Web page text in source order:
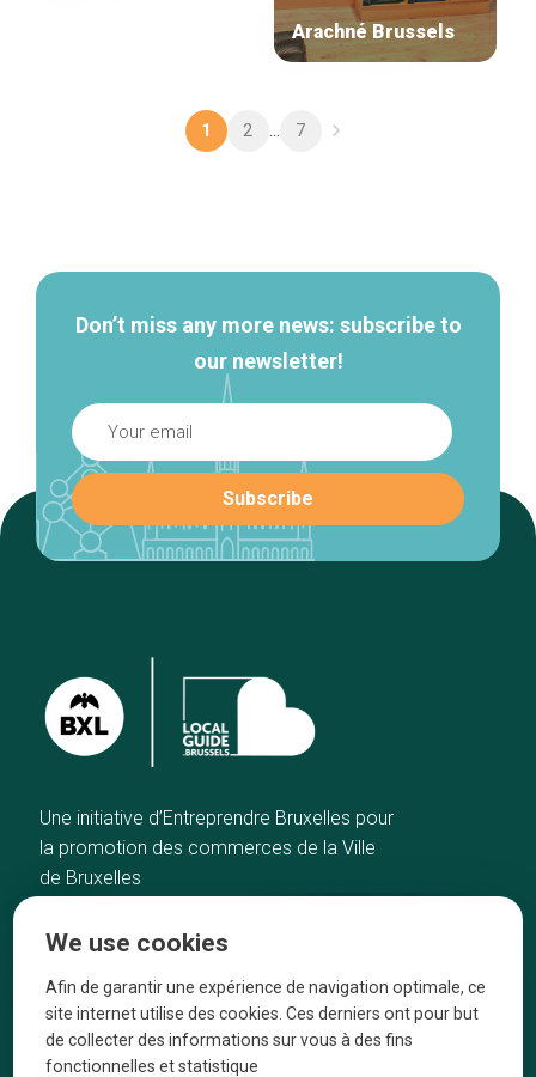
Arachné Brussels
1 2 ... 7
Don’t miss any more news: subscribe to
our newsletter!
Une initiative d’Entreprendre Bruxelles pour
la promotion des commerces de la Ville
de Bruxelles
Our top picks
Neighborhoods
Blog
Tops 10
They talk about us
Legal information
We use cookies
Afin de garantir une expérience de navigation optimale, ce
site internet utilise des cookies. Ces derniers ont pour but
de collecter des informations sur vous à des fins
fonctionnelles et statistique